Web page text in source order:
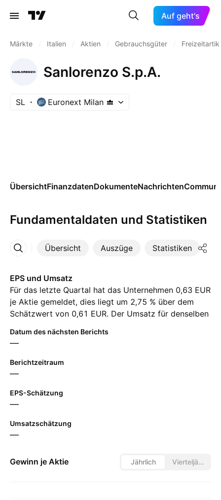
Auf geht's
Märkte Italien Aktien Gebrauchsgüter
Sanlorenzo S.p.A.
SL Euronext Milan
ÜbersichtFinanzdatenDokumenteNachrichten
Fundamentaldaten und Statistiken
Übersicht Auszüge Statistiken
Mehr
EPS und Umsatz
Für das letzte Quartal hat das Unternehmen 0,63 EUR
je Aktie gemeldet, dies liegt um 2,75 % über dem
Schätzwert von 0,61 EUR. Der Umsatz für denselben
Schätzung von ‪215,00 M‬ EUR.
Datum des nächsten Berichts
—
Berichtzeitraum
—
EPS-Schätzung
—
Umsatzschätzung
—
Gewinn je Aktie Jährlich Vierteljährlich